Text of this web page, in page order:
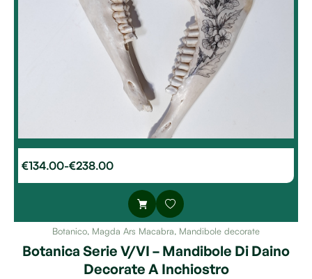
€134.00-€238.00
Botanico, Magda Ars Macabra, Mandibole decorate
Botanica Serie V/VI – Mandibole Di Daino
Decorate A Inchiostro